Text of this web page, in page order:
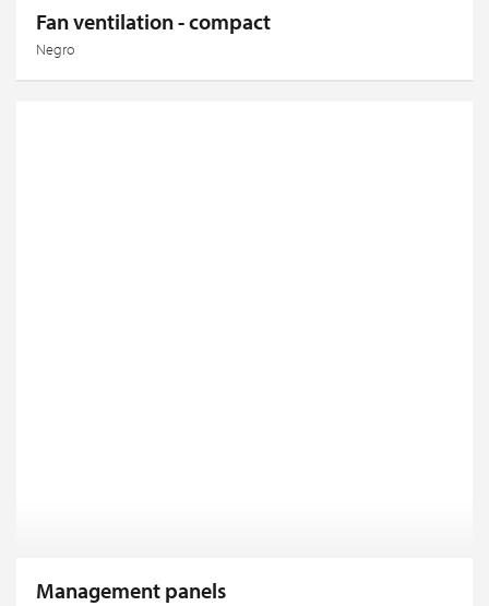
Fan ventilation - compact
Negro
Management panels